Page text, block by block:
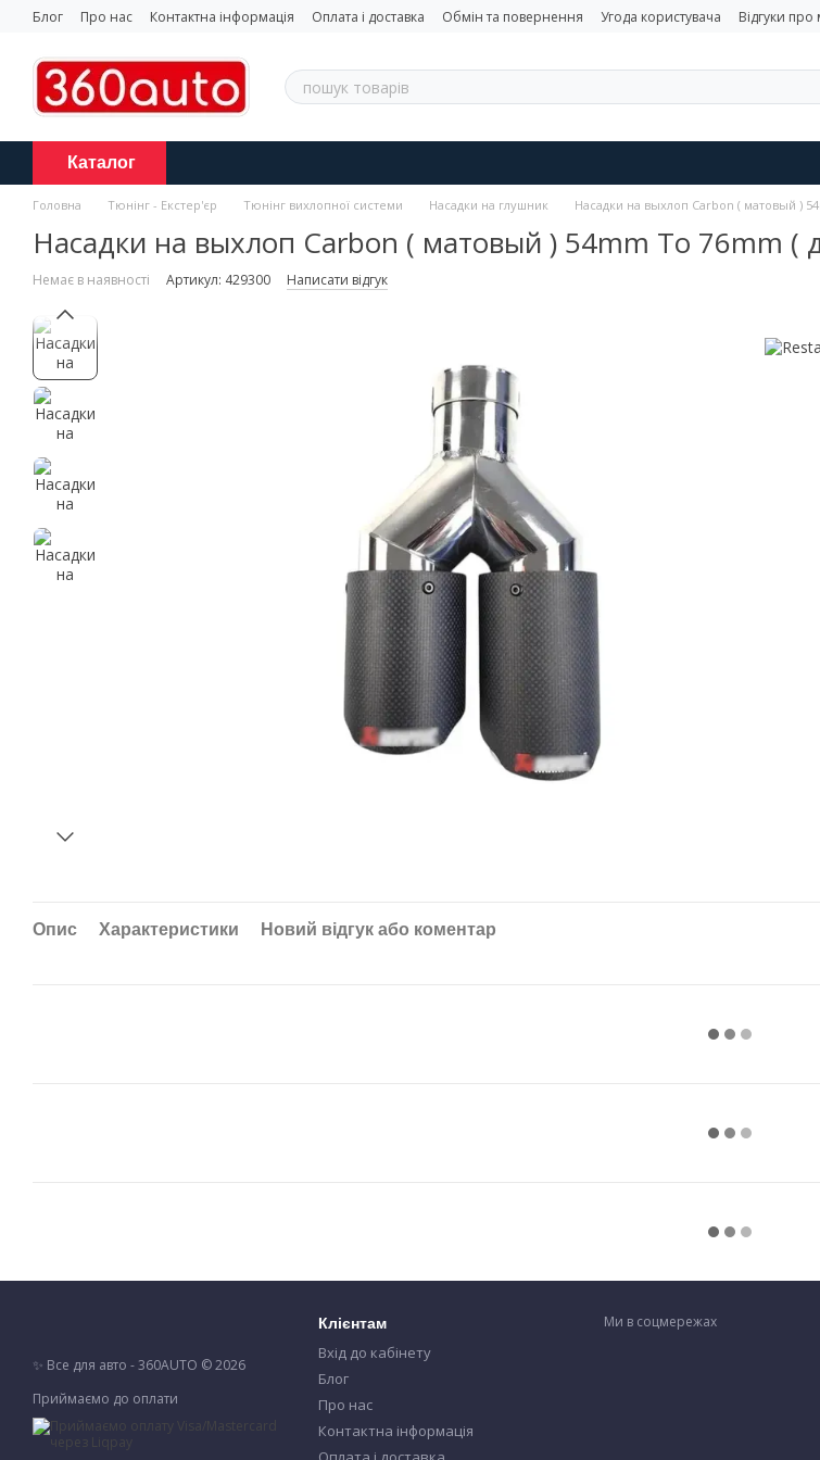
Перейти до основного контенту
Блог Про нас Контактна інформація Оплата і доставка Обмін та повернення Угода користувача Відгуки про
Каталог
Головна Тюнінг - Екстер'єр Тюнінг вихлопної системи Насадки на глушник Насадки на выхлоп Carbon ( матовый )
Насадки на выхлоп Carbon ( матовый ) 54mm To 76mm (
Немає в наявності Артикул: 429300 Написати відгук
Опис Характеристики Новий відгук або коментар
✨ Все для авто - 360AUTO © 2026
Приймаємо до оплати
Клієнтам
Вхід до кабінету
Блог
Про нас
Контактна інформація
Ми в соцмережах